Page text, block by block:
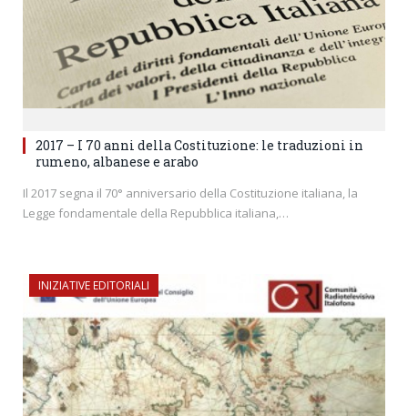
2017 – I 70 anni della Costituzione: le traduzioni in
rumeno, albanese e arabo
Il 2017 segna il 70° anniversario della Costituzione italiana, la
Legge fondamentale della Repubblica italiana,…
INIZIATIVE EDITORIALI